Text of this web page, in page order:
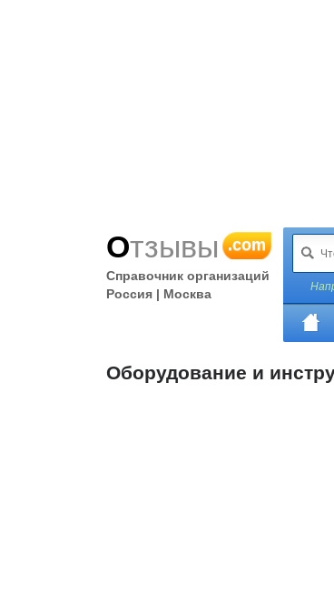
Отзывы .com
Справочник организаций
Россия | Москва
Оборудование и